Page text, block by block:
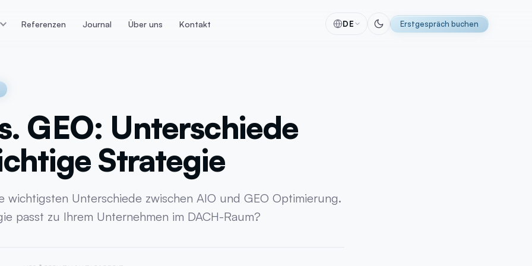
Shopify
Webshop Lösungen
WooCommerce
E-Commerce Tracking
Google Tracking
KI-Datenanalyse
Meta Tracking
Referenzen Journal Über uns Kontakt DE Erstgespräch buchen
GEO: Unterschiede
Strategie
wichtigsten Unterschiede zwischen AIO und GEO Optimierung.
passt zu Ihrem Unternehmen im DACH-Raum?